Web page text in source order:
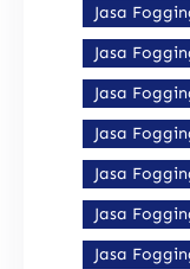
Jasa
Jasa
Jasa
Jasa
Jasa
Jasa
Jasa